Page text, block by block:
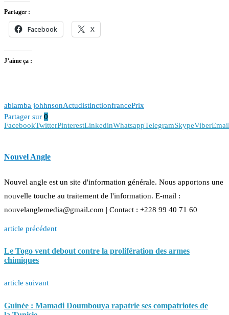
Partager :
Facebook X
J’aime ça :
ablamba johhnsonActudistinctionfrancePrix
Partager sur 0
FacebookTwitterPinterestLinkedinWhatsappTelegramSkypeViber
Nouvel Angle
Nouvel angle est un site d'information générale. Nous apportons une
nouvelle touche au traitement de l'information. E-mail :
nouvelanglemedia@gmail.com | Contact : +228 99 40 71 60
article précédent
Le Togo vent debout contre la prolifération des armes
chimiques
article suivant
Guinée : Mamadi Doumbouya rapatrie ses compatriotes de